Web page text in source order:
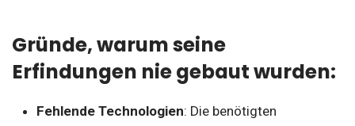
Gründe, warum seine
Erfindungen nie gebaut wurden:
Fehlende Technologien: Die benötigten